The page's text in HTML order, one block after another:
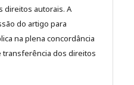
direitos autorais. A
do artigo para
na plena concordância
transferência dos direitos